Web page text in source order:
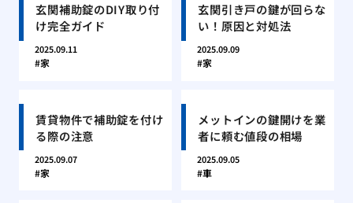
玄関補助錠のDIY取り付
け完全ガイド
2025.09.11
家
玄関引き戸の鍵が回らな
い！原因と対処法
2025.09.09
家
賃貸物件で補助錠を付け
る際の注意
2025.09.07
家
メットインの鍵開けを業
者に頼む値段の相場
2025.09.05
車